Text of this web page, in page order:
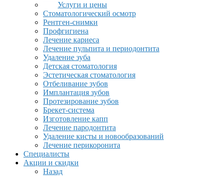
Услуги и цены
Стоматологический осмотр
Рентген-снимки
Профгигиена
Лечение кариеса
Лечение пульпита и периодонтита
Удаление зуба
Детская стоматология
Эстетическая стоматология
Отбеливание зубов
Имплантация зубов
Протезирование зубов
Брекет-система
Изготовление капп
Лечение пародонтита
Удаление кисты и новообразований
Лечение перикоронита
Специалисты
Акции и скидки
Назад